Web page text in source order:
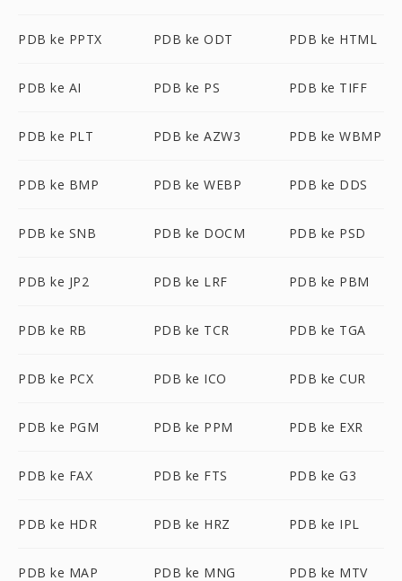
PDB ke PPTX PDB ke ODT PDB ke HTML
PDB ke AI PDB ke PS PDB ke TIFF
PDB ke PLT PDB ke AZW3 PDB ke WBMP
PDB ke BMP PDB ke WEBP PDB ke DDS
PDB ke SNB PDB ke DOCM PDB ke PSD
PDB ke JP2 PDB ke LRF PDB ke PBM
PDB ke RB PDB ke TCR PDB ke TGA
PDB ke PCX PDB ke ICO PDB ke CUR
PDB ke PGM PDB ke PPM PDB ke EXR
PDB ke FAX PDB ke FTS PDB ke G3
PDB ke HDR PDB ke HRZ PDB ke IPL
PDB ke MAP PDB ke MNG PDB ke MTV